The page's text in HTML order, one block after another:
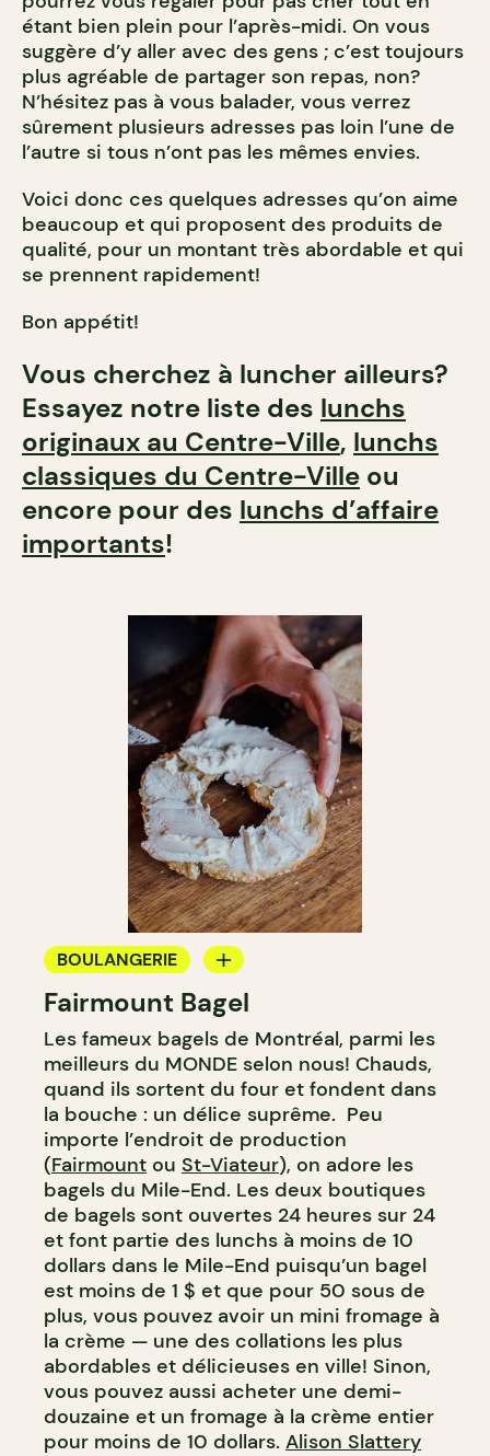
étant bien plein pour l’après-midi. On vous
suggère d’y aller avec des gens ; c’est toujours
plus agréable de partager son repas, non?
N’hésitez pas à vous balader, vous verrez
sûrement plusieurs adresses pas loin l’une de
l’autre si tous n’ont pas les mêmes envies.
Voici donc ces quelques adresses qu’on aime
beaucoup et qui proposent des produits de
qualité, pour un montant très abordable et qui
se prennent rapidement!
Bon appétit!
Vous cherchez à luncher ailleurs?
Essayez notre liste des lunchs
originaux au Centre-Ville, lunchs
classiques du Centre-Ville ou
encore pour des lunchs d’affaire
importants!
BOULANGERIE
COMPTOIR
Fairmount Bagel
Les fameux bagels de Montréal, parmi les
meilleurs du MONDE selon nous! Chauds,
quand ils sortent du four et fondent dans
la bouche : un délice suprême. Peu
importe l’endroit de production
(Fairmount ou St-Viateur), on adore les
bagels du Mile-End. Les deux boutiques
de bagels sont ouvertes 24 heures sur 24
et font partie des lunchs à moins de 10
dollars dans le Mile-End puisqu’un bagel
est moins de 1 $ et que pour 50 sous de
plus, vous pouvez avoir un mini fromage à
la crème — une des collations les plus
abordables et délicieuses en ville! Sinon,
vous pouvez aussi acheter une demi-
douzaine et un fromage à la crème entier
pour moins de 10 dollars. Alison Slattery